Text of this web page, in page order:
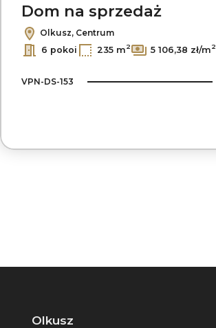
Dom na sprzedaż
Olkusz, Centrum
6 pokoi
235 m2 5 106,38 zł/m2
VPN-DS-153
Olkusz